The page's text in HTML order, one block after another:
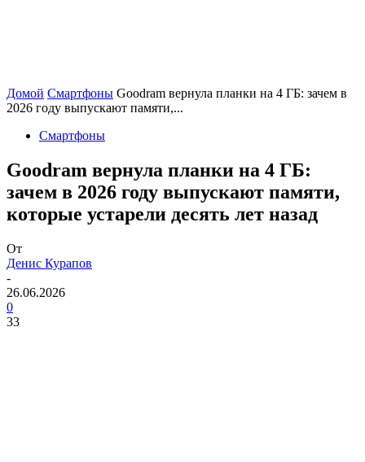
Домой Смартфоны Goodram вернула планки на 4 ГБ: зачем в
2026 году выпускают памяти,...
Смартфоны
Goodram вернула планки на 4 ГБ:
зачем в 2026 году выпускают памяти,
которые устарели десять лет назад
От
Денис Курапов
-
26.06.2026
0
33